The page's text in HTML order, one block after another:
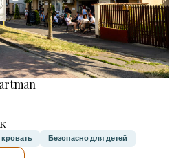
кровать Безопасно для детей